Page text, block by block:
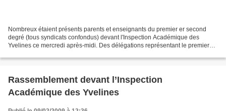
Nombreux étaient présents parents et enseignants du premier er second
degré (tous syndicats confondus) devant l'Inspection Académique des
Yvelines ce mercredi après-midi. Des délégations représentant le premier
Rassemblement devant l’Inspection
Académique des Yvelines